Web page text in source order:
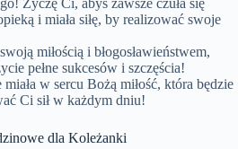
Życzę Ci, abyś zawsze czuła się
i miała siłę, by realizować swoje
miłością i błogosławieństwem,
pełne sukcesów i szczęścia!
w sercu Bożą miłość, która będzie
Ci sił w każdym dniu!
dla Koleżanki